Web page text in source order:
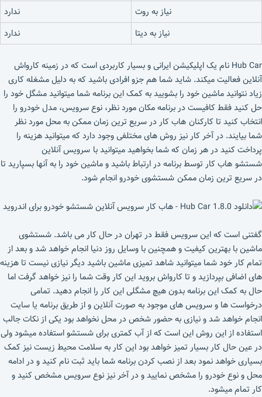
نیاز به روت
ندارد
نیاز به دیتا
ندارد
Hub Car نام یک اپلیکیشن ایرانی و بسیار کاربردی است که در زمینه کارواش
آنلاین فعالیت میکند. شاید شما هم جزو افرادی باشید که به دلیل مشغله کاری
زیاد نتوانید ماشین خود را بشویید به کمک این برنامه شما میتوانید مشگل خود را
حل کنید فقط کافیست در برنامه مکان مورد نظر، نوع سرویس، مدل خودرو را
انتخاب کنید تا کارکنان هاب کار در سریع ترین زمان ممکن به محل مورد نظر
شما بیایند. در آخر کار نیز روش های مختلفی وجود دارد که میتوانید هزینه را
پرداخت کنید در هر زمان که شما بخواهید میتوانید با سرویس آنلاین
شستشو هاب کار توسط برنامه در ارتباط باشید و ماشین خود را به آنها بسپارید تا
در سریع ترین زمان ممکن شستشوی خودرو انجام شود.
گفتنی است که این سرویس فقط در تهران در حال کار می باشد. شستشوی
ماشین با بهترین کیفیت و همچنین با وسایل روز دنیا انجام خواهد شد و بعد از
تمام کار خود شما میتوانید شاهد تمیزی ماشین باشید دیگر نیازی نیست تا هزینه
های اضافی بپردازید و تا کارواش بروید این کار وقت شما را نیز خواهد گرفت اما
حال به کمک این برنامه بدون هیچ مشگلی این کار را انجام دهید. تمامی
درخواست ها و سرویس های موجود به صورت آنلاین و از طریق برنامه یا سایت
انجام خواهد شد و نیازی به حضور شخص در محل نخواهد بود یکی از نکات جالب
استفاده از این روش این است که از آب کمتری برای شستشو استفاده میشود ولی
در عین حال کار بسیار تمیز خواهد بود این کار به سلامت محیط زیست نیز کمک
بسیاری خواهد نمود بعد از نصب کردن برنامه شما باید ثبت نام کنید و در ادامه
محل و نوع خودرو را مشخص نمایید و در آخر نیز نوع سرویس مشخص کنید و
کار تمام میشود.